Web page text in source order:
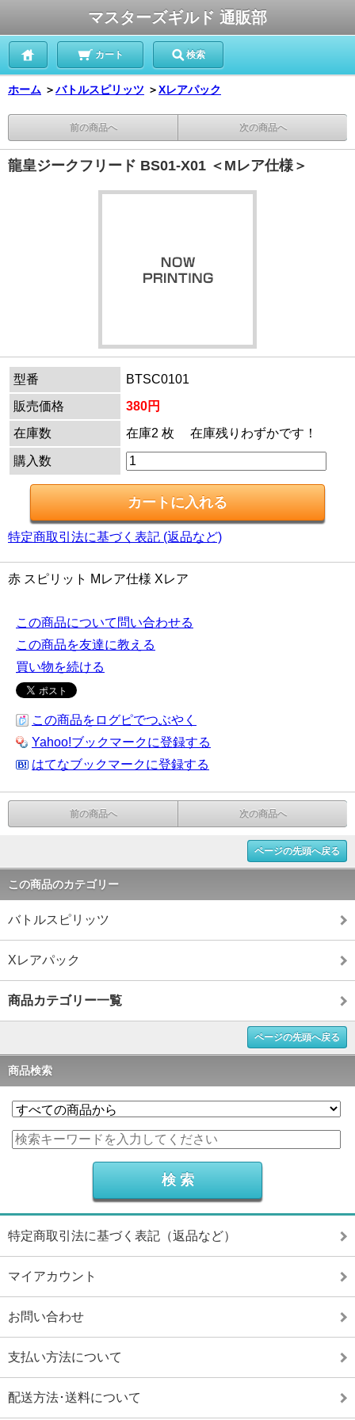
マスターズギルド 通販部
カート 検索
ホーム ＞バトルスピリッツ ＞Xレアパック
前の商品へ 次の商品へ
龍皇ジークフリード BS01-X01 ＜Mレア仕様＞
型番
BTSC0101
販売価格
380円
在庫数
在庫2 枚 在庫残りわずかです！
購入数
特定商取引法に基づく表記 (返品など)
赤 スピリット Mレア仕様 Xレア
この商品について問い合わせる
この商品を友達に教える
買い物を続ける
この商品をログピでつぶやく
Yahoo!ブックマークに登録する
はてなブックマークに登録する
前の商品へ 次の商品へ
ページの先頭へ戻る
この商品のカテゴリー
バトルスピリッツ
Xレアパック
商品カテゴリー一覧
ページの先頭へ戻る
商品検索
特定商取引法に基づく表記（返品など）
マイアカウント
お問い合わせ
支払い方法について
配送方法･送料について